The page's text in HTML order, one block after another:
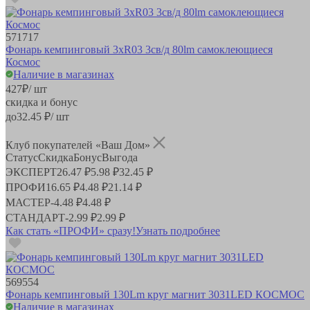
571717
Фонарь кемпинговый 3xR03 3св/д 80lm самоклеющиеся
Космос
Наличие в магазинах
427₽/ шт
скидка и бонус
до32.45 ₽/ шт
Клуб покупателей «Ваш Дом»
СтатусСкидкаБонусВыгода
ЭКСПЕРТ26.47 ₽5.98 ₽32.45 ₽
ПРОФИ16.65 ₽4.48 ₽21.14 ₽
МАСТЕР-4.48 ₽4.48 ₽
СТАНДАРТ-2.99 ₽2.99 ₽
Как стать «ПРОФИ» сразу!Узнать подробнее
569554
Фонарь кемпинговый 130Lm круг магнит 3031LED КОСМОС
Наличие в магазинах